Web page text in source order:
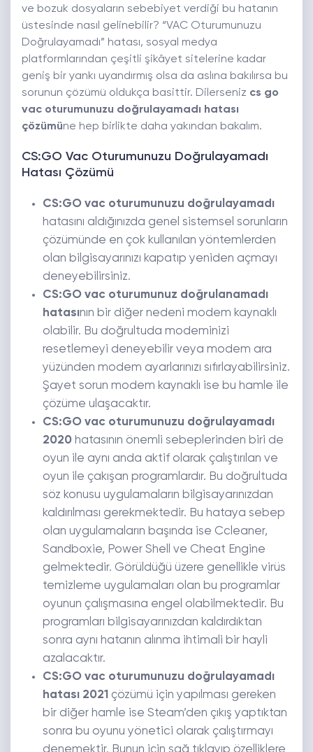
ve bozuk dosyaların sebebiyet verdiği bu hatanın
üstesinde nasıl gelinebilir? “VAC Oturumunuzu
Doğrulayamadı” hatası, sosyal medya
platformlarından çeşitli şikâyet sitelerine kadar
geniş bir yankı uyandırmış olsa da aslına bakılırsa bu
sorunun çözümü oldukça basittir. Dilerseniz cs go
vac oturumunuzu doğrulayamadı hatası
çözümüne hep birlikte daha yakından bakalım.
CS:GO Vac Oturumunuzu Doğrulayamadı
Hatası Çözümü
CS:GO vac oturumunuzu doğrulayamadı
hatasını aldığınızda genel sistemsel sorunların
çözümünde en çok kullanılan yöntemlerden
olan bilgisayarınızı kapatıp yeniden açmayı
deneyebilirsiniz.
CS:GO vac oturumunuz doğrulanamadı
hatasının bir diğer nedeni modem kaynaklı
olabilir. Bu doğrultuda modeminizi
resetlemeyi deneyebilir veya modem ara
yüzünden modem ayarlarınızı sıfırlayabilirsiniz.
Şayet sorun modem kaynaklı ise bu hamle ile
çözüme ulaşacaktır.
CS:GO vac oturumunuzu doğrulayamadı
2020 hatasının önemli sebeplerinden biri de
oyun ile aynı anda aktif olarak çalıştırılan ve
oyun ile çakışan programlardır. Bu doğrultuda
söz konusu uygulamaların bilgisayarınızdan
kaldırılması gerekmektedir. Bu hataya sebep
olan uygulamaların başında ise Ccleaner,
Sandboxie, Power Shell ve Cheat Engine
gelmektedir. Görüldüğü üzere genellikle virüs
temizleme uygulamaları olan bu programlar
oyunun çalışmasına engel olabilmektedir. Bu
programları bilgisayarınızdan kaldırdıktan
sonra aynı hatanın alınma ihtimali bir hayli
azalacaktır.
CS:GO vac oturumunuzu doğrulayamadı
hatası 2021 çözümü için yapılması gereken
bir diğer hamle ise Steam’den çıkış yaptıktan
sonra bu oyunu yönetici olarak çalıştırmayı